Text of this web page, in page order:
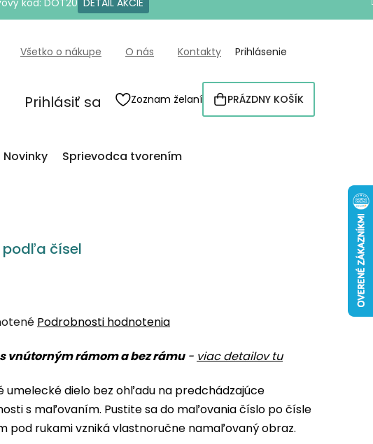
kód: DOT20 DETAIL AKCIE
Všetko o nákupe O nás Kontakty Prihlásenie
Prihlásiť sa Zoznam želaní
NÁKUPNÝ
KOŠÍK
PRÁZDNY KOŠÍK
Novinky Sprievodca tvorením
čísel
Podrobnosti hodnotenia
s vnútorným rámom a bez rámu- viac detailov tu
umelecké dielo bez ohľadu na predchádzajúce
s maľovaním. Pustite sa do maľovania číslo po čísle
pod rukami vzniká vlastnoručne namaľovaný obraz.